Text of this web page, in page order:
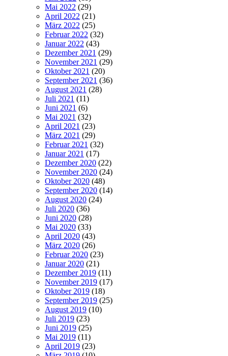
Mai 2022 (29)
April 2022 (21)
März 2022 (25)
Februar 2022 (32)
Januar 2022 (43)
Dezember 2021 (29)
November 2021 (29)
Oktober 2021 (20)
September 2021 (36)
August 2021 (28)
Juli 2021 (11)
Juni 2021 (6)
Mai 2021 (32)
April 2021 (23)
März 2021 (29)
Februar 2021 (32)
Januar 2021 (17)
Dezember 2020 (22)
November 2020 (24)
Oktober 2020 (48)
September 2020 (14)
August 2020 (24)
Juli 2020 (36)
Juni 2020 (28)
Mai 2020 (33)
April 2020 (43)
März 2020 (26)
Februar 2020 (23)
Januar 2020 (21)
Dezember 2019 (11)
November 2019 (17)
Oktober 2019 (18)
September 2019 (25)
August 2019 (10)
Juli 2019 (23)
Juni 2019 (25)
Mai 2019 (11)
April 2019 (23)